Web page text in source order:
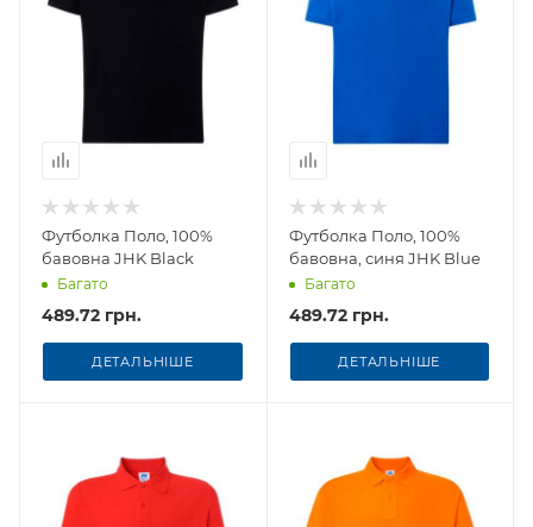
Футболка Поло, 100%
бавовна JHK Black
Багато
489.72 грн.
ДЕТАЛЬНІШЕ
Футболка Поло, 100%
бавовна, синя JHK Blue
Багато
489.72 грн.
ДЕТАЛЬНІШЕ